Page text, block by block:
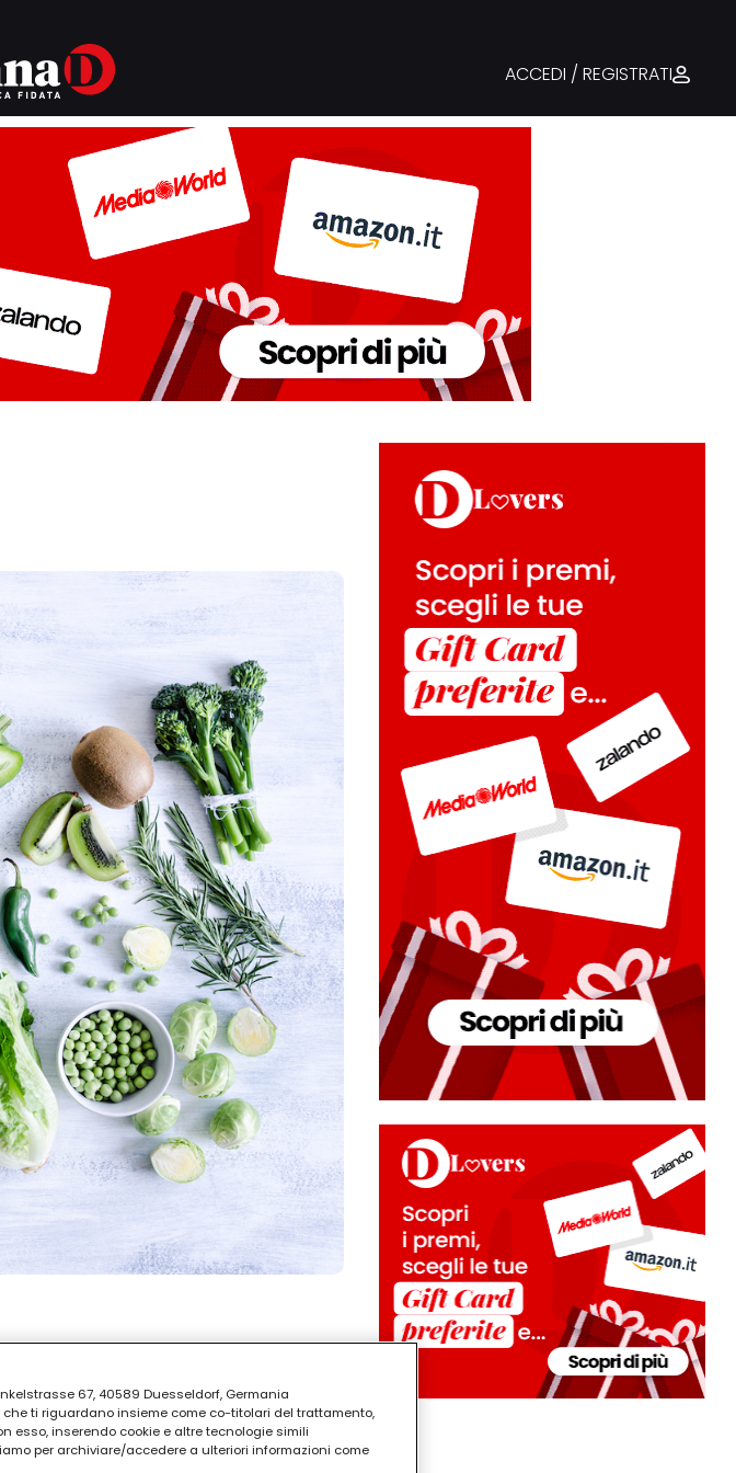
ACCEDI / REGISTRATI
67, 40589 Duesseldorf, Germania
che ti riguardano insieme come co-titolari del trattamento,
esso, inserendo cookie e altre tecnologie simili
per archiviare/accedere a ulteriori informazioni come